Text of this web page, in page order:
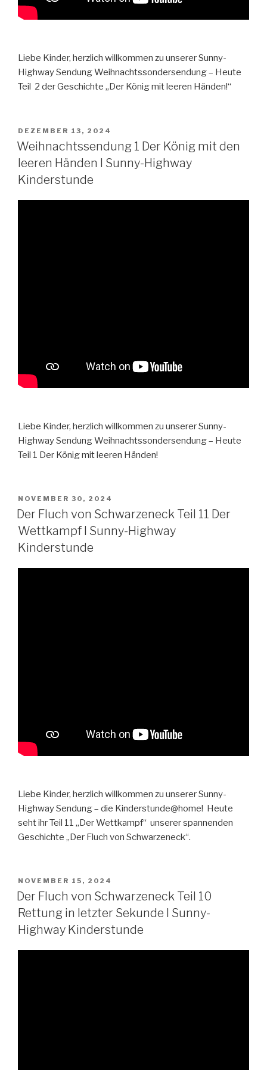
Liebe Kinder, herzlich willkommen zu unserer Sunny-
Highway Sendung Weihnachtssondersendung – Heute
Teil 2 der Geschichte „Der König mit leeren Händen!“
VERÖFFENTLICHT
AM
DEZEMBER 13, 2024
Weihnachtssendung 1 Der König mit den
leeren Händen I Sunny-Highway
Kinderstunde
Liebe Kinder, herzlich willkommen zu unserer Sunny-
Highway Sendung Weihnachtssondersendung – Heute
Teil 1 Der König mit leeren Händen!
VERÖFFENTLICHT
AM
NOVEMBER 30, 2024
Der Fluch von Schwarzeneck Teil 11 Der
Wettkampf I Sunny-Highway
Kinderstunde
Liebe Kinder, herzlich willkommen zu unserer Sunny-
Highway Sendung – die Kinderstunde@home! Heute
seht ihr Teil 11 „Der Wettkampf“ unserer spannenden
Geschichte „Der Fluch von Schwarzeneck“.
VERÖFFENTLICHT
AM
NOVEMBER 15, 2024
Der Fluch von Schwarzeneck Teil 10
Rettung in letzter Sekunde I Sunny-
Highway Kinderstunde